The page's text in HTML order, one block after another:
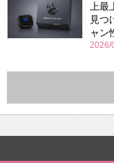
上最
見つ
ャン
2026/